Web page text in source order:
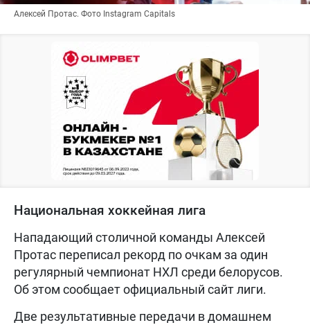
Алексей Протас. Фото Instagram Capitals
Национальная хоккейная лига
Нападающий столичной команды Алексей
Протас переписал рекорд по очкам за один
регулярный чемпионат НХЛ среди белорусов.
Об этом сообщает официальный сайт лиги.
Две результативные передачи в домашнем